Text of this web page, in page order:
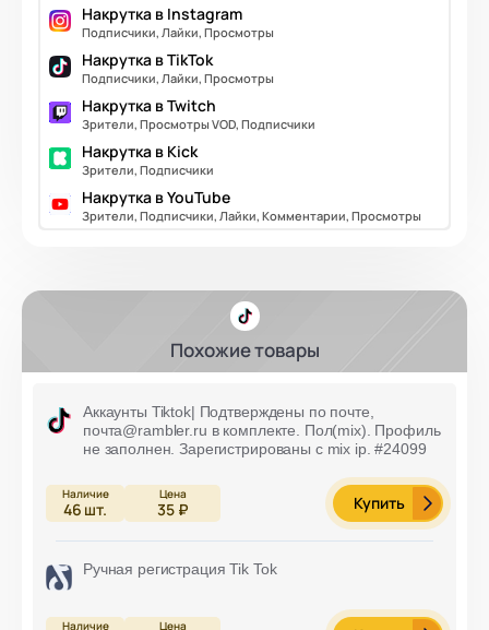
Накрутка в Instagram
Подписчики, Лайки, Просмотры
Накрутка в TikTok
Подписчики, Лайки, Просмотры
Накрутка в Twitch
Зрители, Просмотры VOD, Подписчики
Накрутка в Kick
Зрители, Подписчики
Накрутка в YouTube
Зрители, Подписчики, Лайки, Комментарии, Просмотры
Похожие товары
Аккаунты Tiktok| Подтверждены по почте,
почта@rambler.ru в комплекте. Пол(mix). Профиль
не заполнен. Зарегистрированы с mix ip. #24099
46 шт. 35 ₽ Купить
Ручная регистрация Tik Tok